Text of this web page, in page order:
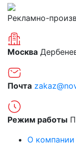
Рекламно-
Москва
Почта
Режим работы
О компании